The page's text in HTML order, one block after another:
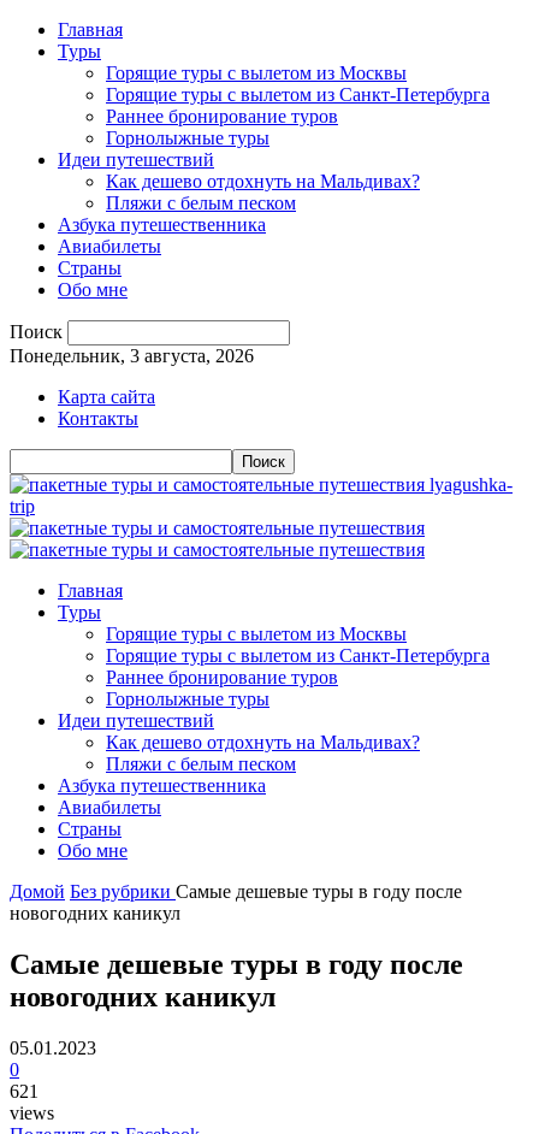
Главная
Туры
Горящие туры с вылетом из Москвы
Горящие туры с вылетом из Санкт-Петербурга
Раннее бронирование туров
Горнолыжные туры
Идеи путешествий
Как дешево отдохнуть на Мальдивах?
Пляжи с белым песком
Азбука путешественника
Авиабилеты
Страны
Обо мне
Поиск
Понедельник, 3 августа, 2026
Карта сайта
Контакты
lyagushka-
trip
Главная
Туры
Горящие туры с вылетом из Москвы
Горящие туры с вылетом из Санкт-Петербурга
Раннее бронирование туров
Горнолыжные туры
Идеи путешествий
Как дешево отдохнуть на Мальдивах?
Пляжи с белым песком
Азбука путешественника
Авиабилеты
Страны
Обо мне
Домой Без рубрики Самые дешевые туры в году после
новогодних каникул
Самые дешевые туры в году после
новогодних каникул
05.01.2023
0
621
views